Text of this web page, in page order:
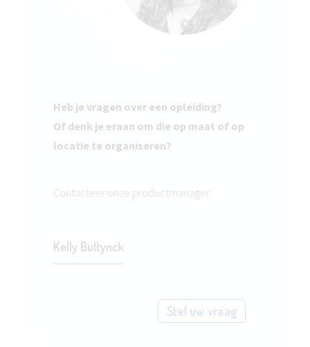
Heb je vragen over een opleiding?
Of denk je eraan om die op maat of op
locatie te organiseren?
Contacteer onze productmanager
Kelly Bultynck
Stel uw vraag